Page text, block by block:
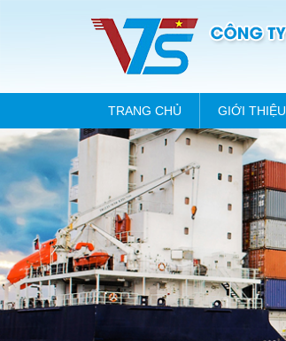
TRANG CHỦ GIỚI THIỆU